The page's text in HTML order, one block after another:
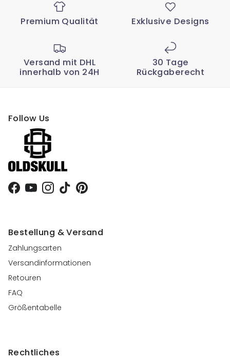
Premium Qualität Exklusive Designs
Versand mit DHL
innerhalb von 24H
30 Tage
Rückgaberecht
Follow Us
Facebook
YouTubeInstagram
TikTokPinterest
Bestellung & Versand
Zahlungsarten
Versandinformationen
Retouren
FAQ
Größentabelle
Rechtliches